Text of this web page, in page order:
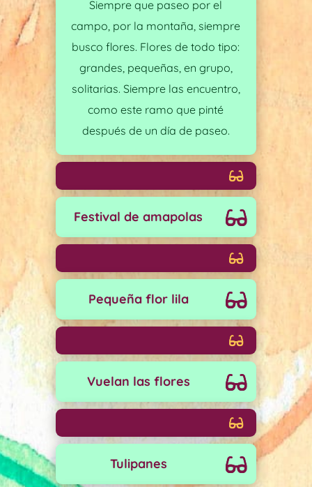
Siempre que paseo por el
campo, por la montaña, siempre
busco flores. Flores de todo tipo:
grandes, pequeñas, en grupo,
solitarias. Siempre las encuentro,
como este ramo que pinté
después de un día de paseo.
Festival de amapolas
Pequeña flor lila
Vuelan las flores
Tulipanes